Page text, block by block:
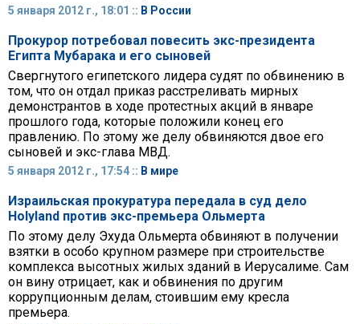
5 января 2012 г., 18:01 :: В России
Прокурор потребовал повесить экс-президента
Египта Мубарака и его сыновей
Свергнутого египетского лидера судят по обвинению в
том, что он отдал приказ расстреливать мирных
демонстрантов в ходе протестных акций в январе
прошлого года, которые положили конец его
правлению. По этому же делу обвиняются двое его
сыновей и экс-глава МВД.
5 января 2012 г., 17:54 :: В мире
Израильская прокуратура передала в суд дело
Holyland против экс-премьера Ольмерта
По этому делу Эхуда Ольмерта обвиняют в получении
взятки в особо крупном размере при строительстве
комплекса высотных жилых зданий в Иерусалиме. Сам
он вину отрицает, как и обвинения по другим
коррупционным делам, стоившим ему кресла
премьера.